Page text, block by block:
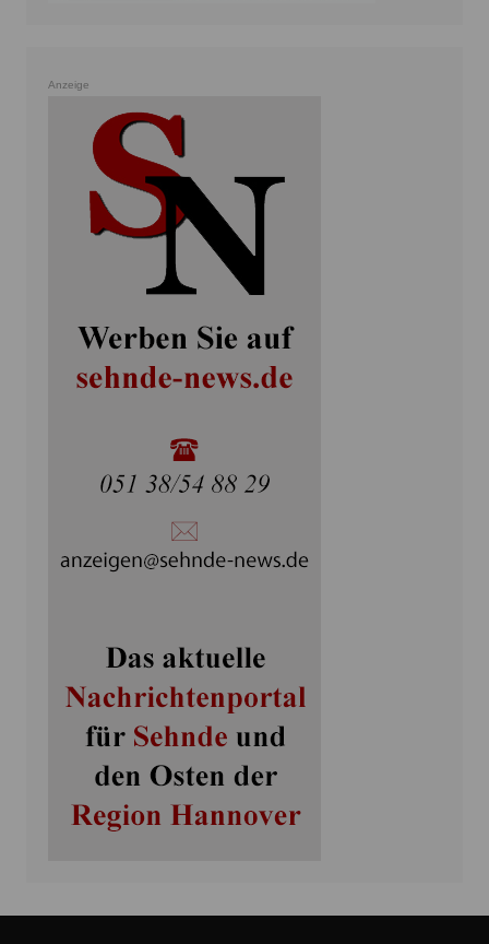
Anzeige